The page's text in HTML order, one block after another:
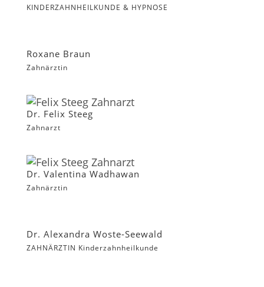
KINDERZAHNHEILKUNDE & HYPNOSE
Roxane Braun
Zahnärztin
Dr. Felix Steeg
Zahnarzt
Dr. Valentina Wadhawan
Zahnärztin
Dr. Alexandra Woste-Seewald
ZAHNÄRZTIN Kinderzahnheilkunde